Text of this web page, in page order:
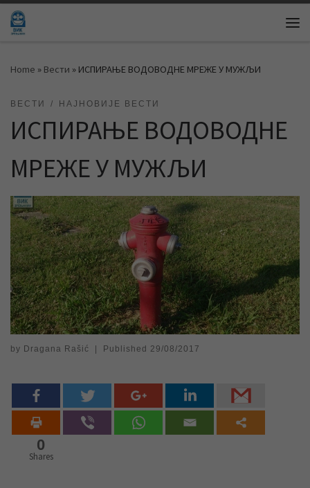
Skip to content
Home » Вести » ИСПИРАЊЕ ВОДОВОДНЕ МРЕЖЕ У МУЖЉИ
ВЕСТИ НАЈНОВИЈЕ ВЕСТИ
ИСПИРАЊЕ ВОДОВОДНЕ
МРЕЖЕ У МУЖЉИ
by Dragana Rašić Published 29/08/2017
0
Shares